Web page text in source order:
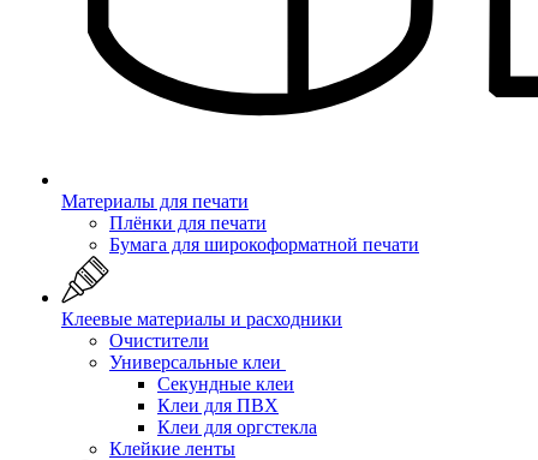
Материалы для печати
Плёнки для печати
Бумага для широкоформатной печати
Клеевые материалы и расходники
Очистители
Универсальные клеи
Секундные клеи
Клеи для ПВХ
Клеи для оргстекла
Клейкие ленты